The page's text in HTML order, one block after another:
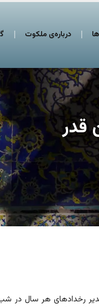
درباره‌ی ملکوت
قدر
رخدادهای هر سال در